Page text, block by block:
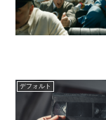
デフォルト